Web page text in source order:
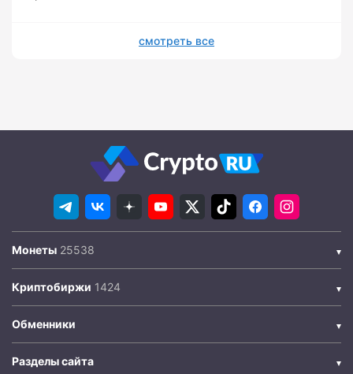
смотреть все
Монеты
Криптобиржи
Обменники
Разделы сайта